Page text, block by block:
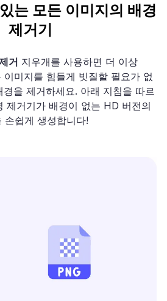
는 모든 이미지의 배경
제거기
거 지우개를 사용하면 더 이상
미지를 힘들게 빗질할 필요가 없
을 제거하세요. 아래 지침을 따르
제거기가 배경이 없는 HD 버전의
손쉽게 생성합니다!